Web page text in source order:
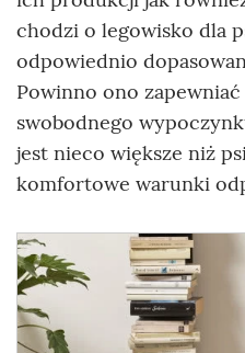
chodzi o legowisko dla
odpowiednio
Powinno ono
swobodnego
jest nieco większe niż
komfortowe warunki